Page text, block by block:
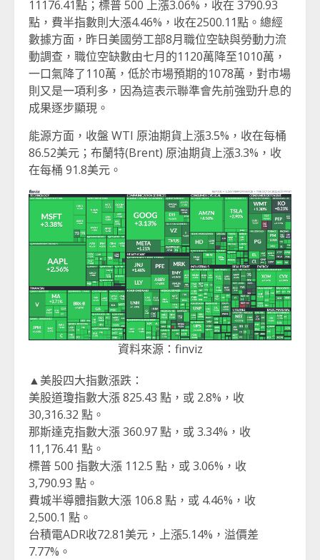
11176.41點；標普 500 上漲3.06%，收在 3790.93
點，費半指數則大漲4.46%，收在2500.11點。總經
數據方面，昨日美國勞工部8月職位空缺與勞動力流
動調查，職位空缺數由七月的1120萬降至1010萬，
一口氣降了110萬，低於市場預期的1078萬，對市場
則又是一項利多，因為這表示聯準會先前強勁升息的
成果逐步顯現。
能源方面，收盤 WTI 原油期貨上漲3.5%，收在每桶
86.52美元；布蘭特(Brent) 原油期貨上漲3.3%，收
在每桶 91.8美元。
資料來源：finviz
▲美股四大指數漲跌：
美股道瓊指數大漲 825.43 點，或 2.8%，收
30,316.32 點。
那斯達克指數大漲 360.97 點，或 3.34%，收
11,176.41 點。
標普 500 指數大漲 112.5 點，或 3.06%，收
3,790.93 點。
費城半導體指數大漲 106.8 點，或 4.46%，收
2,500.1 點。
台積電ADR收72.81美元，上漲5.14%，溢價差
7.77%。